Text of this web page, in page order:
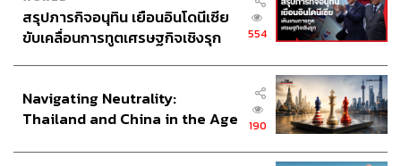
253
ABOUT THE AUTHOR
ณรงค์กร มโนจันทร์เพ็ญ
Content Creator กองบรรณาธิการข่าว THE
สรุปภารกิจอนุทิน เยือนอินโดนีเซีย
ขับเคลื่อนการทูตเศรษฐกิจเชิงรุก
554
Navigating Neutrality:
Thailand and China in the Age
190